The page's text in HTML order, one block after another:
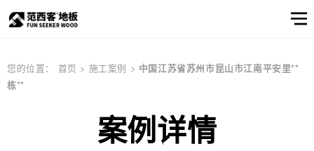
服务
窗口
关于
我们
产品选样
范西客风采
关于我们
公司简介
您的位置： 首页 > 施工案例 > 中国江苏省苏州市昆山市江南平安里**
栋**
案例详情